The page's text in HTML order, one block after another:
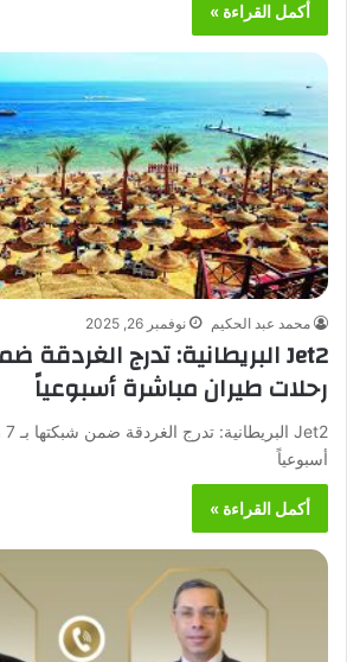
أكمل القراءة »
محمد عبد الحكيم نوفمبر 26, 2025
رحلات طيران مباشرة أسبوعياً
أسبوعياً
أكمل القراءة »